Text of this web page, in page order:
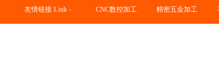
友情链接 Link - CNC数控加工 精密五金加工